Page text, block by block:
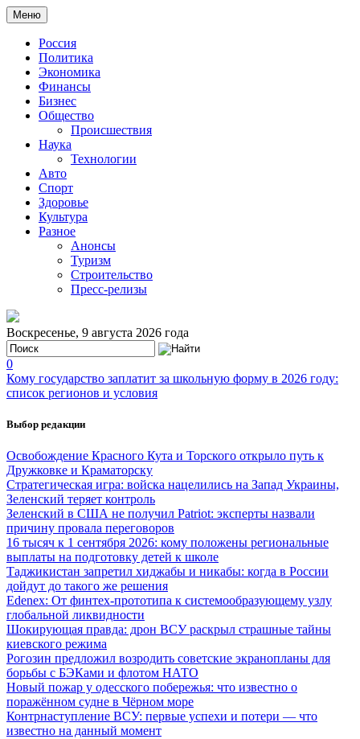
Меню
Россия
Политика
Экономика
Финансы
Бизнес
Общество
Происшествия
Наука
Технологии
Авто
Спорт
Здоровье
Культура
Разное
Анонсы
Туризм
Строительство
Пресс-релизы
Воскресенье, 9 августа 2026 года
0
Кому государство заплатит за школьную форму в 2026 году:
список регионов и условия
Выбор редакции
Освобождение Красного Кута и Торского открыло путь к
Дружковке и Краматорску
Стратегическая игра: войска нацелились на Запад Украины,
Зеленский теряет контроль
Зеленский в США не получил Patriot: эксперты назвали
причину провала переговоров
16 тысяч к 1 сентября 2026: кому положены региональные
выплаты на подготовку детей к школе
Таджикистан запретил хиджабы и никабы: когда в России
дойдут до такого же решения
Edenex: От финтех-прототипа к системообразующему узлу
глобальной ликвидности
Шокирующая правда: дрон ВСУ раскрыл страшные тайны
киевского режима
Рогозин предложил возродить советские экранопланы для
борьбы с БЭКами и флотом НАТО
Новый пожар у одесского побережья: что известно о
поражённом судне в Чёрном море
Контрнаступление ВСУ: первые успехи и потери — что
известно на данный момент